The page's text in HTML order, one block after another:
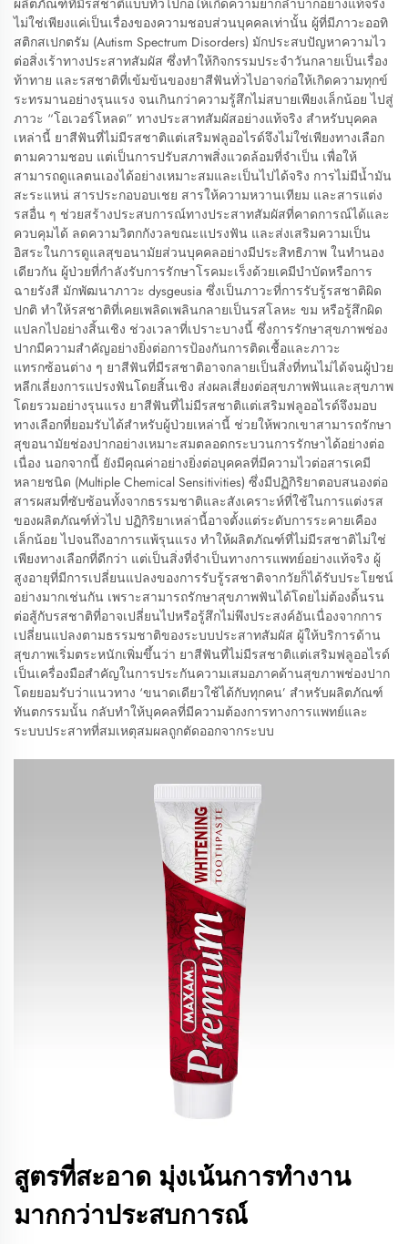
ไม่ใช่เพียงแค่เป็นเรื่องของความชอบส่วนบุคคลเท่านั้น ผู้ที่มีภาวะออทิ
สติกสเปกตรัม (Autism Spectrum Disorders) มักประสบปัญหาความไว
ต่อสิ่งเร้าทางประสาทสัมผัส ซึ่งทำให้กิจกรรมประจำวันกลายเป็นเรื่อง
ท้าทาย และรสชาติที่เข้มข้นของยาสีฟันทั่วไปอาจก่อให้เกิดความทุกข์
ระทรมานอย่างรุนแรง จนเกินกว่าความรู้สึกไม่สบายเพียงเล็กน้อย ไปสู่
ภาวะ “โอเวอร์โหลด” ทางประสาทสัมผัสอย่างแท้จริง สำหรับบุคคล
เหล่านี้ ยาสีฟันที่ไม่มีรสชาติแต่เสริมฟลูออไรด์จึงไม่ใช่เพียงทางเลือก
ตามความชอบ แต่เป็นการปรับสภาพสิ่งแวดล้อมที่จำเป็น เพื่อให้
สามารถดูแลตนเองได้อย่างเหมาะสมและเป็นไปได้จริง การไม่มีน้ำมัน
สะระแหน่ สารประกอบอบเชย สารให้ความหวานเทียม และสารแต่ง
รสอื่น ๆ ช่วยสร้างประสบการณ์ทางประสาทสัมผัสที่คาดการณ์ได้และ
ควบคุมได้ ลดความวิตกกังวลขณะแปรงฟัน และส่งเสริมความเป็น
อิสระในการดูแลสุขอนามัยส่วนบุคคลอย่างมีประสิทธิภาพ ในทำนอง
เดียวกัน ผู้ป่วยที่กำลังรับการรักษาโรคมะเร็งด้วยเคมีบำบัดหรือการ
ฉายรังสี มักพัฒนาภาวะ dysgeusia ซึ่งเป็นภาวะที่การรับรู้รสชาติผิด
ปกติ ทำให้รสชาติที่เคยเพลิดเพลินกลายเป็นรสโลหะ ขม หรือรู้สึกผิด
แปลกไปอย่างสิ้นเชิง ช่วงเวลาที่เปราะบางนี้ ซึ่งการรักษาสุขภาพช่อง
ปากมีความสำคัญอย่างยิ่งต่อการป้องกันการติดเชื้อและภาวะ
แทรกซ้อนต่าง ๆ ยาสีฟันที่มีรสชาติอาจกลายเป็นสิ่งที่ทนไม่ได้จนผู้ป่วย
หลีกเลี่ยงการแปรงฟันโดยสิ้นเชิง ส่งผลเสี่ยงต่อสุขภาพฟันและสุขภาพ
โดยรวมอย่างรุนแรง ยาสีฟันที่ไม่มีรสชาติแต่เสริมฟลูออไรด์จึงมอบ
ทางเลือกที่ยอมรับได้สำหรับผู้ป่วยเหล่านี้ ช่วยให้พวกเขาสามารถรักษา
สุขอนามัยช่องปากอย่างเหมาะสมตลอดกระบวนการรักษาได้อย่างต่อ
เนื่อง นอกจากนี้ ยังมีคุณค่าอย่างยิ่งต่อบุคคลที่มีความไวต่อสารเคมี
หลายชนิด (Multiple Chemical Sensitivities) ซึ่งมีปฏิกิริยาตอบสนองต่อ
สารผสมที่ซับซ้อนทั้งจากธรรมชาติและสังเคราะห์ที่ใช้ในการแต่งรส
ของผลิตภัณฑ์ทั่วไป ปฏิกิริยาเหล่านี้อาจตั้งแต่ระดับการระคายเคือง
เล็กน้อย ไปจนถึงอาการแพ้รุนแรง ทำให้ผลิตภัณฑ์ที่ไม่มีรสชาติไม่ใช่
เพียงทางเลือกที่ดีกว่า แต่เป็นสิ่งที่จำเป็นทางการแพทย์อย่างแท้จริง ผู้
สูงอายุที่มีการเปลี่ยนแปลงของการรับรู้รสชาติจากวัยก็ได้รับประโยชน์
อย่างมากเช่นกัน เพราะสามารถรักษาสุขภาพฟันได้โดยไม่ต้องดิ้นรน
ต่อสู้กับรสชาติที่อาจเปลี่ยนไปหรือรู้สึกไม่พึงประสงค์อันเนื่องจากการ
เปลี่ยนแปลงตามธรรมชาติของระบบประสาทสัมผัส ผู้ให้บริการด้าน
สุขภาพเริ่มตระหนักเพิ่มขึ้นว่า ยาสีฟันที่ไม่มีรสชาติแต่เสริมฟลูออไรด์
เป็นเครื่องมือสำคัญในการประกันความเสมอภาคด้านสุขภาพช่องปาก
โดยยอมรับว่าแนวทาง ‘ขนาดเดียวใช้ได้กับทุกคน’ สำหรับผลิตภัณฑ์
ทันตกรรมนั้น กลับทำให้บุคคลที่มีความต้องการทางการแพทย์และ
ระบบประสาทที่สมเหตุสมผลถูกตัดออกจากระบบ
สูตรที่สะอาด มุ่งเน้นการทำงาน
มากกว่าประสบการณ์